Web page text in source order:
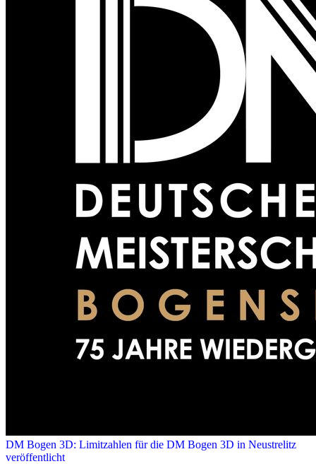
DM Bogen 3D: Limitzahlen für die DM Bogen 3D in Neustrelitz
veröffentlicht